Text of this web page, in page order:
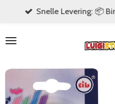
naar
hoofdinhoud
Snelle Levering: 📦